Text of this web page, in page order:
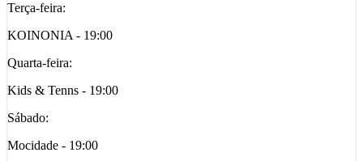
Terça-feira:
KOINONIA - 19:00
Quarta-feira:
Kids & Tenns - 19:00
Sábado:
Mocidade - 19:00